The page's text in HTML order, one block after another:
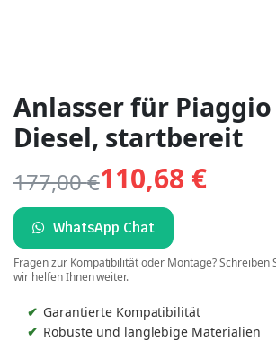
Anlasser für Piaggio
Diesel, startbereit
177,00€110,68 €
WhatsApp Chat
Fragen zur Kompatibilität oder Montage? Schreiben
wir helfen Ihnen weiter.
Garantierte Kompatibilität
Robuste und langlebige Materialien